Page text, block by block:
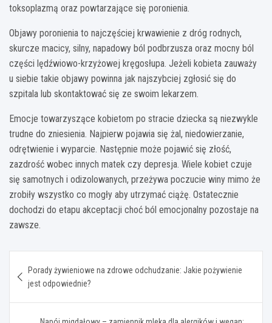
toksoplazmą oraz powtarzające się poronienia.
Objawy poronienia to najczęściej krwawienie z dróg rodnych,
skurcze macicy, silny, napadowy ból podbrzusza oraz mocny ból
części lędźwiowo-krzyżowej kręgosłupa. Jeżeli kobieta zauważy
u siebie takie objawy powinna jak najszybciej zgłosić się do
szpitala lub skontaktować się ze swoim lekarzem.
Emocje towarzyszące kobietom po stracie dziecka są niezwykle
trudne do zniesienia. Najpierw pojawia się żal, niedowierzanie,
odrętwienie i wyparcie. Następnie może pojawić się złość,
zazdrość wobec innych matek czy depresja. Wiele kobiet czuje
się samotnych i odizolowanych, przeżywa poczucie winy mimo że
zrobiły wszystko co mogły aby utrzymać ciążę. Ostatecznie
dochodzi do etapu akceptacji choć ból emocjonalny pozostaje na
zawsze.
wpisu
Porady żywieniowe na zdrowe odchudzanie: Jakie pożywienie
jest odpowiednie?